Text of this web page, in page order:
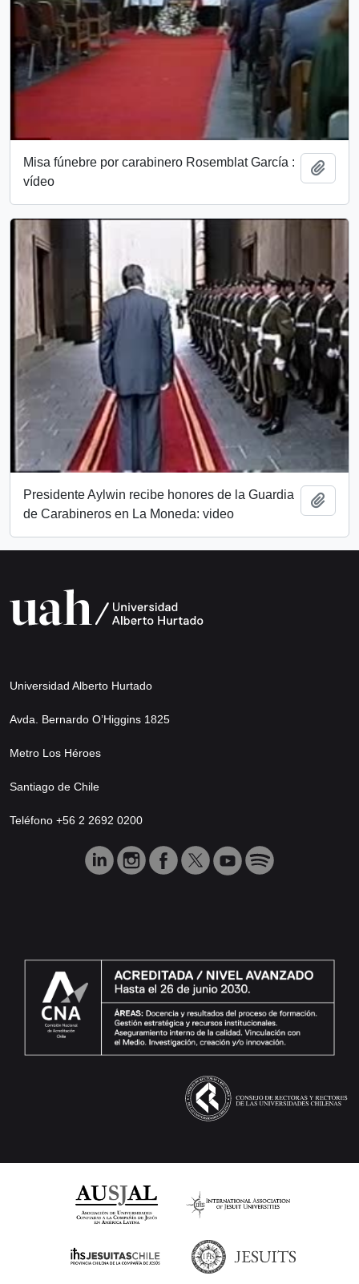
Misa fúnebre por carabinero Rosemblat García :
vídeo
Presidente Aylwin recibe honores de la Guardia
de Carabineros en La Moneda: video
Universidad Alberto Hurtado
Avda. Bernardo O’Higgins 1825
Metro Los Héroes
Santiago de Chile
Teléfono +56 2 2692 0200